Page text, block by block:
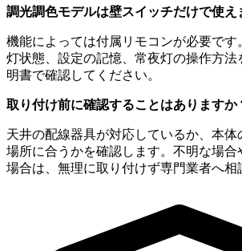
調光調色モデルは壁スイッチだけで使え
機能によっては付属リモコンが必要です
灯状態、設定の記憶、常夜灯の操作方法
明書で確認してください。
取り付け前に確認することはありますか
天井の配線器具が対応しているか、本体
場所に合うかを確認します。不明な場合
場合は、無理に取り付けず専門業者へ相